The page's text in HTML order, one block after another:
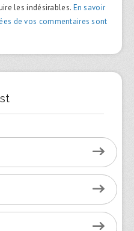
les indésirables. En savoir
de vos commentaires sont